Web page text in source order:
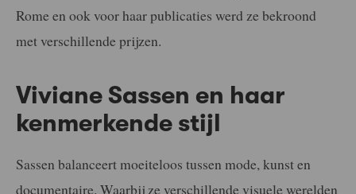
Rome en ook voor haar publicaties werd ze bekroond
met verschillende prijzen.
Viviane Sassen en haar
kenmerkende stijl
Sassen balanceert moeiteloos tussen mode, kunst en
documentaire. Waarbij ze verschillende visuele werelden